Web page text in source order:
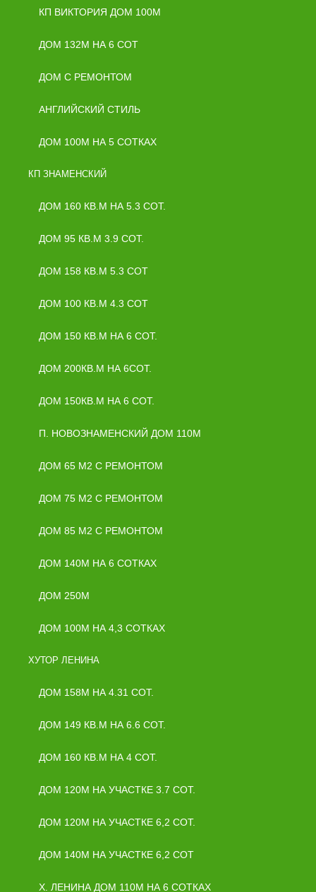
КП ВИКТОРИЯ ДОМ 100М
ДОМ 132М НА 6 СОТ
ДОМ С РЕМОНТОМ
АНГЛИЙСКИЙ СТИЛЬ
ДОМ 100М НА 5 СОТКАХ
КП ЗНАМЕНСКИЙ
ДОМ 160 КВ.М НА 5.3 СОТ.
ДОМ 95 КВ.М 3.9 СОТ.
ДОМ 158 КВ.М 5.3 СОТ
ДОМ 100 КВ.М 4.3 СОТ
ДОМ 150 КВ.М НА 6 СОТ.
ДОМ 200КВ.М НА 6СОТ.
ДОМ 150КВ.М НА 6 СОТ.
П. НОВОЗНАМЕНСКИЙ ДОМ 110М
ДОМ 65 М2 С РЕМОНТОМ
ДОМ 75 М2 С РЕМОНТОМ
ДОМ 85 М2 С РЕМОНТОМ
ДОМ 140М НА 6 СОТКАХ
ДОМ 250М
ДОМ 100М НА 4,3 СОТКАХ
ХУТОР ЛЕНИНА
ДОМ 158М НА 4.31 СОТ.
ДОМ 149 КВ.М НА 6.6 СОТ.
ДОМ 160 КВ.М НА 4 СОТ.
ДОМ 120М НА УЧАСТКЕ 3.7 СОТ.
ДОМ 120М НА УЧАСТКЕ 6,2 СОТ.
ДОМ 140М НА УЧАСТКЕ 6,2 СОТ
Х. ЛЕНИНА ДОМ 110М НА 6 СОТКАХ